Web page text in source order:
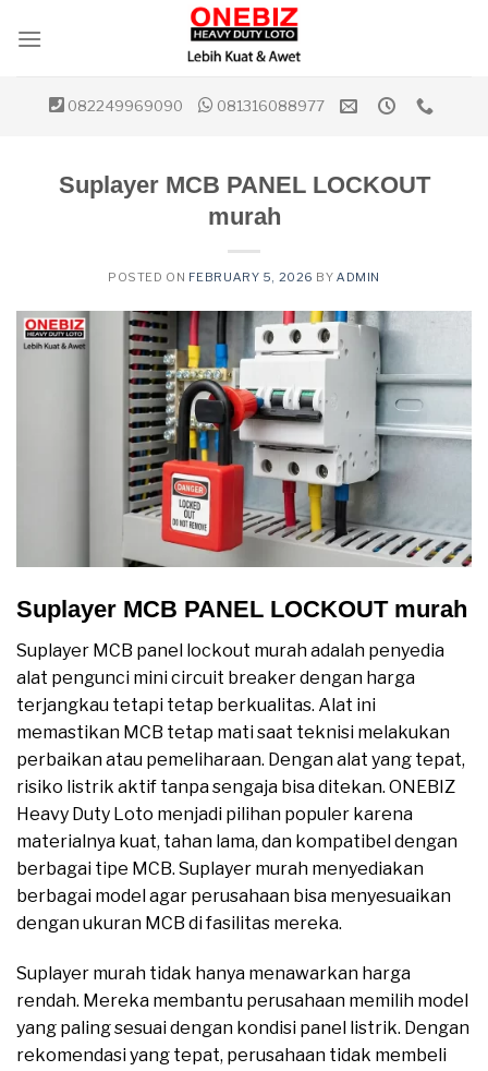
082249969090 081316088977
Suplayer MCB PANEL LOCKOUT
murah
POSTED ON FEBRUARY 5, 2026 BY ADMIN
Suplayer MCB PANEL LOCKOUT murah
Suplayer MCB panel lockout murah adalah penyedia
alat pengunci mini circuit breaker dengan harga
terjangkau tetapi tetap berkualitas. Alat ini
memastikan MCB tetap mati saat teknisi melakukan
perbaikan atau pemeliharaan. Dengan alat yang tepat,
risiko listrik aktif tanpa sengaja bisa ditekan. ONEBIZ
Heavy Duty Loto menjadi pilihan populer karena
materialnya kuat, tahan lama, dan kompatibel dengan
berbagai tipe MCB. Suplayer murah menyediakan
berbagai model agar perusahaan bisa menyesuaikan
dengan ukuran MCB di fasilitas mereka.
Suplayer murah tidak hanya menawarkan harga
rendah. Mereka membantu perusahaan memilih model
yang paling sesuai dengan kondisi panel listrik. Dengan
rekomendasi yang tepat, perusahaan tidak membeli